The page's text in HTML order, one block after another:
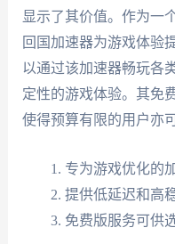
显示了其价值。作为一
回国加速器为游戏体验
以通过该加速器畅玩各
定性的游戏体验。其免
使得预算有限的用户亦
专为游戏优化的
提供低延迟和高
免费版服务可供